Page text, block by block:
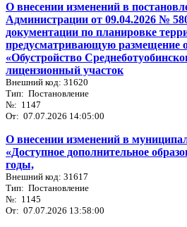
О внесении изменений в
Администрации от 09.04.2026 №
документации по планировке
предусматривающую размещение
«Обустройство
лицензионный участок
Внешний код: 31620
Тип: Постановление
№: 1147
От: 07.07.2026 14:05:00
О внесении изменений в
«Доступное дополнительное
годы,
Внешний код: 31617
Тип: Постановление
№: 1145
От: 07.07.2026 13:58:00